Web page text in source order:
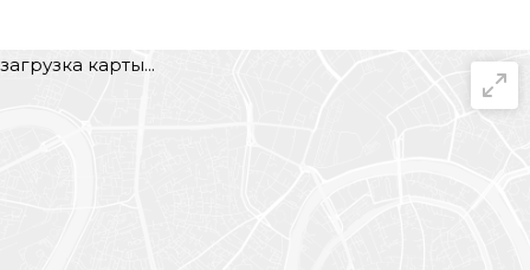
загрузка карты...